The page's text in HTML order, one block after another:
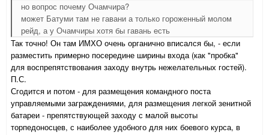
но вопрос почему Очамчира?
может Батуми там не гавани а только гороженный молом
рейд, а у Очамчиры хотя бы гавань есть
Так точно! Он там ИМХО очень органично вписался бы, - если
разместить примерно посередине ширины входа (как "пробка"
для воспрепятствования заходу внутрь нежелательных гостей).
П.С.
Сгодится и потом - для размещения командного поста
управляемыми заграждениями, для размещения легкой зенитной
батареи - препятствующей заходу с малой высоты
торпедоносцев, с наиболее удобного для них боевого курса, в